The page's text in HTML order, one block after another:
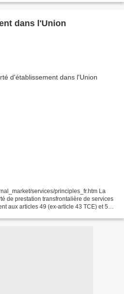
dans l'Union
services/principles_fr.htm La
de prestation transfrontalière de services
aux articles 49 (ex-article 43 TCE) et 56